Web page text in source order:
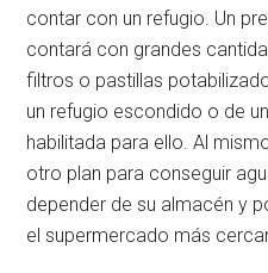
contar con un refugio. Un
contará con grandes
filtros o pastillas
un refugio escondido o de
habilitada para ello. Al
otro plan para conseguir
depender de su almacén y
el supermercado más